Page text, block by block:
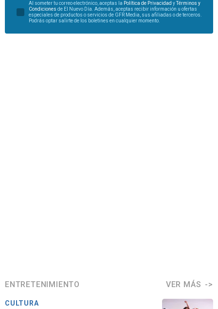
Al someter tu correo electrónico, aceptas la Política de Privacidad y
Términos y
Condiciones de El Nuevo Día. Además, aceptas recibir información u ofertas
especiales de productos o servicios de GFR Media, sus afiliadas o de terceros.
Podrás optar salirte de los boletines en cualquier momento.
ENTRETENIMIENTO VER MÁS
CULTURA